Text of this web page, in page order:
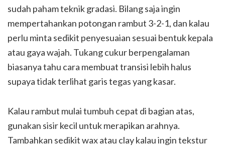
sudah paham teknik gradasi. Bilang saja ingin
mempertahankan potongan rambut 3-2-1, dan kalau
perlu minta sedikit penyesuaian sesuai bentuk kepala
atau gaya wajah. Tukang cukur berpengalaman
biasanya tahu cara membuat transisi lebih halus
supaya tidak terlihat garis tegas yang kasar.
Kalau rambut mulai tumbuh cepat di bagian atas,
gunakan sisir kecil untuk merapikan arahnya.
Tambahkan sedikit wax atau clay kalau ingin tekstur